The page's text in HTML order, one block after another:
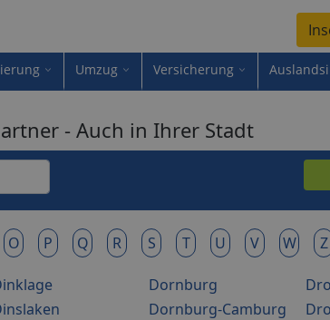
Umzug Versicherung
- Auch in Ihrer Stadt
O P Q R S T U V W Z
Dornburg
Dornburg-Camburg